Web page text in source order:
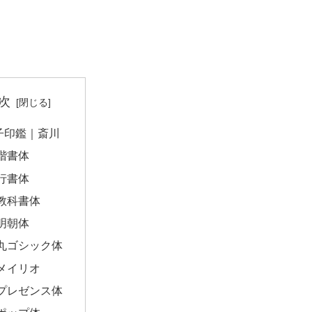
印鑑｜斎川
書体
書体
科書体
朝体
ゴシック体
イリオ
レゼンス体